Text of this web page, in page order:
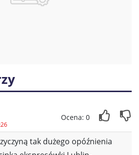
Ocena: 0
tak dużego opóźnienia